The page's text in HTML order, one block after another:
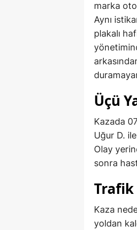
marka
Aynı
plakalı
Üçü
Kazada
Uğur D.
Olay
sonra
Trafik
Kaza
yoldan